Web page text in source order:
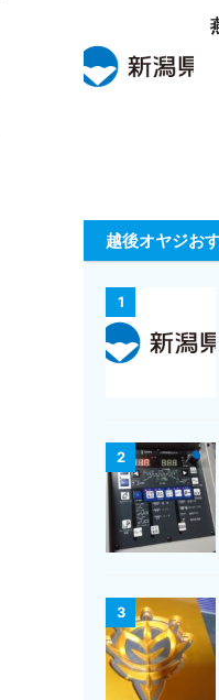
越後オヤジお
1
2
3